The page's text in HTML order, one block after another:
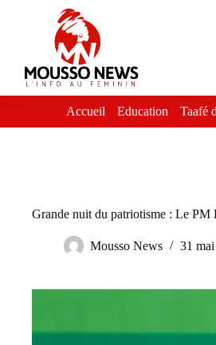
Accueil Education Taafé
Grande nuit du patriotisme : Le PM
Mousso News 31